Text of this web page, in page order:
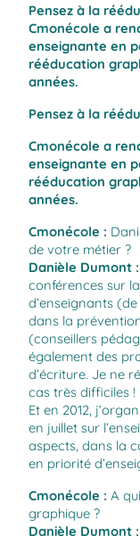
Pensez à la
Cmonécole a
enseignante en
rééducation
années.
Pensez à la
Cmonécole a
enseignante en
rééducation
années.
Cmonécole :
de votre métier ?
Danièle Dumont :
conférences sur
d’enseignants
dans la
(conseillers
également des
d’écriture. Je ne
cas très difficiles !
Et en 2012,
en juillet sur
aspects, dans la
en priorité
Cmonécole : A
graphique ?
Danièle Dumont :